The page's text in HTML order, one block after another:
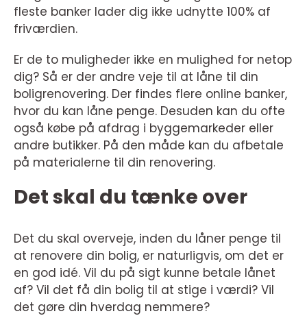
fleste banker lader dig ikke udnytte 100% af
friværdien.
Er de to muligheder ikke en mulighed for netop
dig? Så er der andre veje til at låne til din
boligrenovering. Der findes flere online banker,
hvor du kan låne penge. Desuden kan du ofte
også købe på afdrag i byggemarkeder eller
andre butikker. På den måde kan du afbetale
på materialerne til din renovering.
Det skal du tænke over
Det du skal overveje, inden du låner penge til
at renovere din bolig, er naturligvis, om det er
en god idé. Vil du på sigt kunne betale lånet
af? Vil det få din bolig til at stige i værdi? Vil
det gøre din hverdag nemmere?